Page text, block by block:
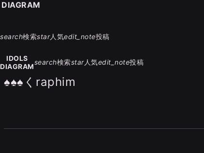
search検索star人気edit_note投稿
IDOLS
DIAGRAM
search検索star人気edit_note投稿
♠♠♠くraphim